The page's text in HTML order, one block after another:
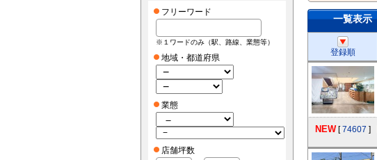
一覧表示
登録順
NEW [74607 ]
フリーワード
※１ワードのみ（駅、路線、業態等）
地域・都道府県
業態
店舗坪数